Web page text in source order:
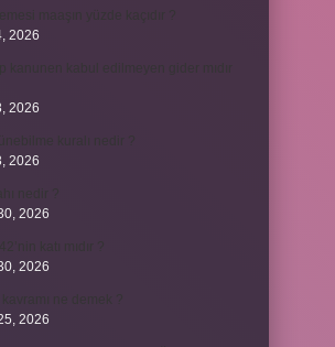
2026
2026
2026
2026
2026
2026